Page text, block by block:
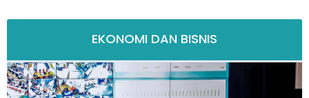
EKONOMI DAN BISNIS